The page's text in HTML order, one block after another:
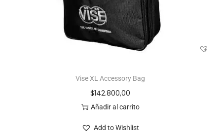
Vise XL Accessory Bag
$142.800,00
Añadir al carrito
Add to Wishlist